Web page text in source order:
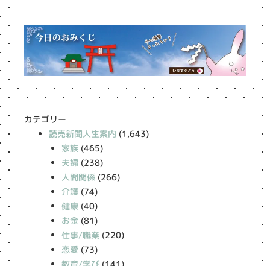
カテゴリー
読売新聞人生案内 (1,643)
家族(465)
夫婦(238)
人間関係(266)
介護 (74)
健康(40)
お金(81)
仕事/職業 (220)
恋愛 (73)